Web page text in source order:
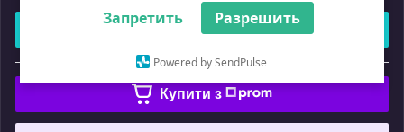
Запретить Разрешить
Powered by SendPulse
Купити
або
Купити з